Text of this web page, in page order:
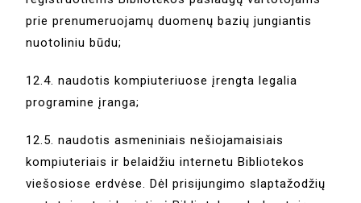
prie prenumeruojamų duomenų bazių jungiantis
nuotoliniu būdu;
12.4. naudotis kompiuteriuose įrengta legalia
programine įranga;
12.5. naudotis asmeniniais nešiojamaisiais
kompiuteriais ir belaidžiu internetu Bibliotekos
viešosiose erdvėse. Dėl prisijungimo slaptažodžių